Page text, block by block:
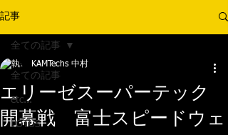
記事
全ての記事
etc...
LOTUS
全ての記事
エリーゼスーパーテック
開幕戦 富士スピードウェ
KAMTechs 中村